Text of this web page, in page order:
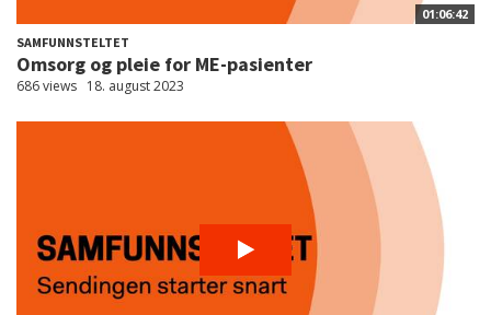
01:06:42
SAMFUNNSTELTET
Omsorg og pleie for ME-pasienter
686 views 18. august 2023